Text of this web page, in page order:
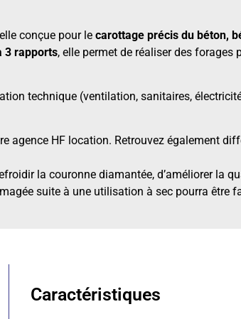
conçue pour le carottage précis du béton,
3 rapports, elle permet de réaliser des forages
technique (ventilation, sanitaires,
HF location. Retrouvez également
la couronne diamantée, d’améliorer la
suite à une utilisation à sec pourra être
Caractéristiques